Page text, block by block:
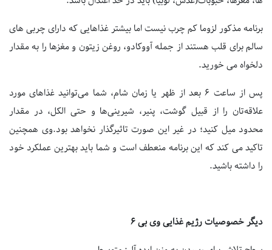
برنامه مذکور لزوما کم چرب نیست اما بیشتر غذاهایی که دارای چربی های
سالم برای قلب هستند از جمله آووکادو، روغن زیتون و مغزها را به مقدار
دلخواه می خورید.
پس از ساعت 6 بعد از ظهر یا زمان شام، شما می‌توانید غذاهای مورد
علاقه‌تان را از قبیل گوشت، پنیر، شیرینی‌ها و حتی الکل، در مقدار
محدود میل کنید؛ در غیر این صورت تاثیرگذار نخواهد بود.وی همچنین
تاکید می کند که این برنامه منعطف است و شما باید بهترین عملکرد خود
را داشته باشید.
دیگر خصوصیات رژیم غذایی وی بی 6